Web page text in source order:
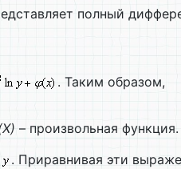
полный
. Таким образом,
X) – произвольная
. Приравнивая эти